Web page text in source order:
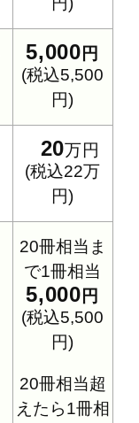
5,000 円
(税込5,500
円)
20万円
(税込22万
円)
20冊相当ま
で1冊相当
5,000 円
(税込5,500
円)
20冊相当超
えたら1冊相